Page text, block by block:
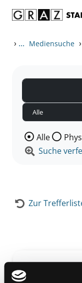
› ... Mediensuche ›
Wählen Sie
Alle
Suche
Zur